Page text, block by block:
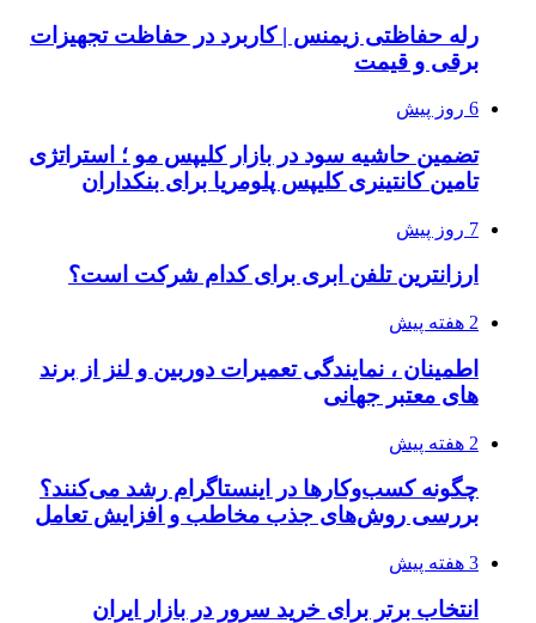
رله حفاظتی زیمنس | کاربرد در حفاظت تجهیزات
برقی و قیمت
6 روز پیش
تضمین حاشیه سود در بازار کلیپس مو ؛ استراتژی
تامین کانتینری کلیپس پلومریا برای بنکداران
7 روز پیش
ارزانترین تلفن ابری برای کدام شرکت است؟
2 هفته پیش
اطمینان ، نمایندگی تعمیرات دوربین و لنز از برند
های معتبر جهانی
2 هفته پیش
چگونه کسب‌وکارها در اینستاگرام رشد می‌کنند؟
بررسی روش‌های جذب مخاطب و افزایش تعامل
3 هفته پیش
انتخاب برتر برای خرید سرور در بازار ایران